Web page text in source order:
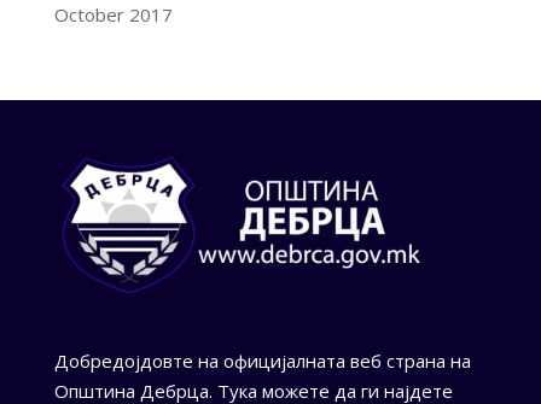
October 2017
Добредојдовте на официјалната веб страна на
Општина Дебрца. Тука можете да ги најдете